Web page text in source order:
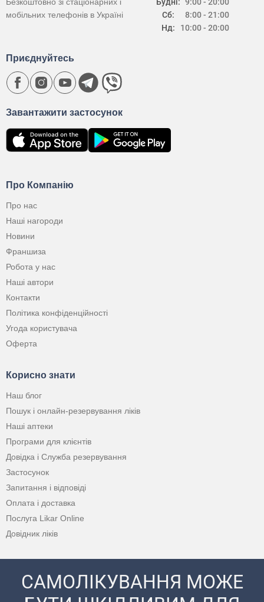
Сб:
Нд:
8:00 - 21:00
10:00 - 20:00
мобільних телефонів в Україні
Про Компанію
Про нас
Наші нагороди
Новини
Франшиза
Робота у нас
Наші автори
Контакти
Політика конфіденційності
Угода користувача
Оферта
Корисно знати
Наш блог
Пошук і онлайн-резервування ліків
Наші аптеки
Програми для клієнтів
Довідка і Служба резервування
Застосунок
Запитання і відповіді
Оплата і доставка
Послуга Likar Online
Довідник ліків
Завантажити застосунок
Приєднуйтесь
САМОЛІКУВАННЯ МОЖЕ